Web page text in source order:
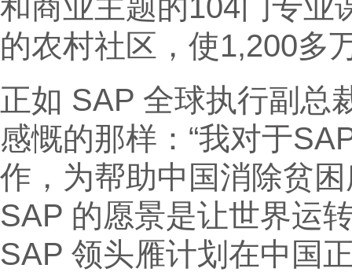
和商业主题的104门专业
的农村社区，使1,200多
正如 SAP 全球执行副总
感慨的那样：“我对于
作，为帮助中国消除贫
SAP 的愿景是让世界运
SAP 领头雁计划在中国